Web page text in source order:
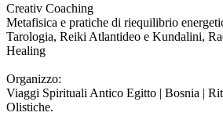
Creativ Coaching
Metafisica e pratiche di riequilibrio
Tarologia, Reiki Atlantideo e Kundalini,
Healing
Organizzo:
Viaggi Spirituali Antico Egitto | Bosnia |
Olistiche.